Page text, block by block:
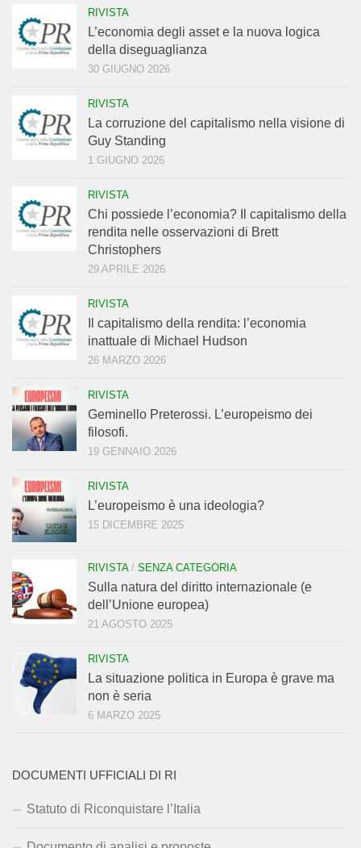
RIVISTA
L’economia degli asset e la nuova logica
della diseguaglianza
30 GIUGNO 2026
RIVISTA
La corruzione del capitalismo nella visione di
Guy Standing
1 GIUGNO 2026
RIVISTA
Chi possiede l’economia? Il capitalismo della
rendita nelle osservazioni di Brett
Christophers
29 APRILE 2026
RIVISTA
Il capitalismo della rendita: l’economia
inattuale di Michael Hudson
26 MARZO 2026
RIVISTA
Geminello Preterossi. L’europeismo dei
filosofi.
19 GENNAIO 2026
RIVISTA
L’europeismo è una ideologia?
15 DICEMBRE 2025
RIVISTA/ SENZA CATEGORIA
Sulla natura del diritto internazionale (e
dell’Unione europea)
21 AGOSTO 2025
RIVISTA
La situazione politica in Europa è grave ma
non è seria
6 MARZO 2025
DOCUMENTI UFFICIALI DI RI
Statuto di Riconquistare l’Italia